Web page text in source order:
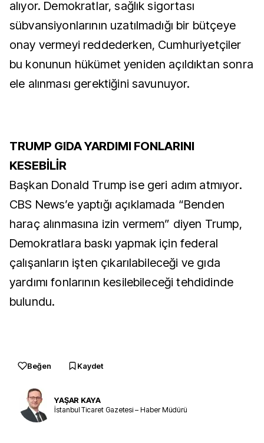
alıyor. Demokratlar, sağlık sigortası
sübvansiyonlarının uzatılmadığı bir bütçeye
onay vermeyi reddederken, Cumhuriyetçiler
bu konunun hükümet yeniden açıldıktan sonra
ele alınması gerektiğini savunuyor.
TRUMP GIDA YARDIMI FONLARINI
KESEBİLİR
Başkan Donald Trump ise geri adım atmıyor.
CBS News’e yaptığı açıklamada “Benden
haraç alınmasına izin vermem” diyen Trump,
Demokratlara baskı yapmak için federal
çalışanların işten çıkarılabileceği ve gıda
yardımı fonlarının kesilebileceği tehdidinde
bulundu.
Beğen Kaydet
YAŞAR KAYA
İstanbul Ticaret Gazetesi – Haber Müdürü